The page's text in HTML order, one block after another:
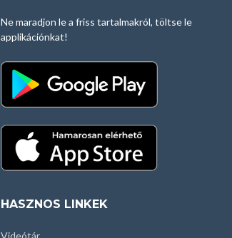
Ne maradjon le a friss tartalmakról, töltse le
applikációnkat!
HASZNOS LINKEK
Videótár